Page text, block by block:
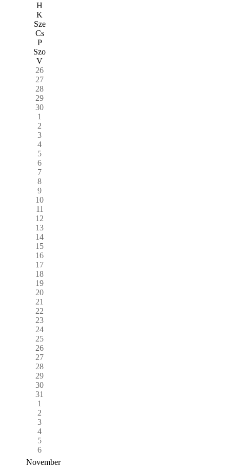
H
K
Sze
Cs
P
Szo
V
26
27
28
29
30
1
2
3
4
5
6
7
8
9
10
11
12
13
14
15
16
17
18
19
20
21
22
23
24
25
26
27
28
29
30
31
1
2
3
4
5
6
November